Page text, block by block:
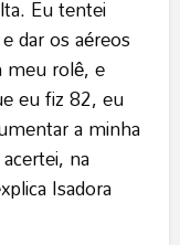
Eu tentei
dar os aéreos
meu rolê, e
eu fiz 82, eu
a minha
na
Isadora